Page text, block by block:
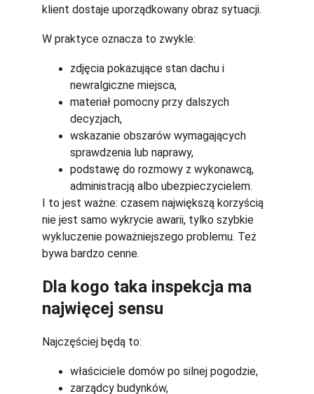
klient dostaje uporządkowany obraz sytuacji.
W praktyce oznacza to zwykle:
zdjęcia pokazujące stan dachu i
newralgiczne miejsca,
materiał pomocny przy dalszych
decyzjach,
wskazanie obszarów wymagających
sprawdzenia lub naprawy,
podstawę do rozmowy z wykonawcą,
administracją albo ubezpieczycielem.
I to jest ważne: czasem największą korzyścią
nie jest samo wykrycie awarii, tylko szybkie
wykluczenie poważniejszego problemu. Też
bywa bardzo cenne.
Dla kogo taka inspekcja ma
najwięcej sensu
Najczęściej będą to:
właściciele domów po silnej pogodzie,
zarządcy budynków,